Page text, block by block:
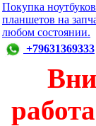
Покупка
планшетов на
любом состоянии.
+79631369333